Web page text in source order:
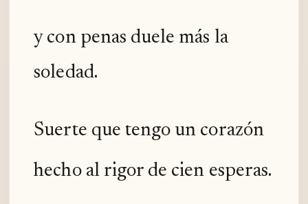
y con penas duele más la
soledad.
Suerte que tengo un corazón
hecho al rigor de cien esperas.